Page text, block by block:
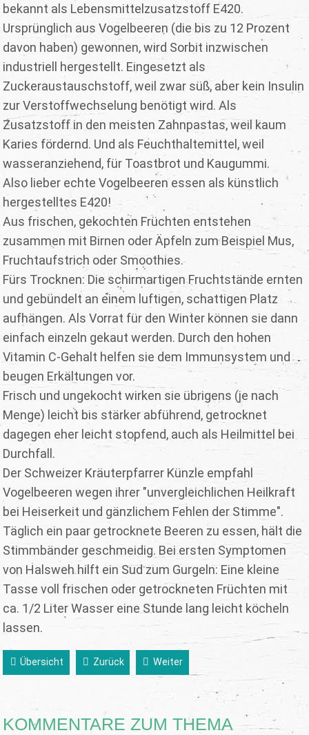
bekannt als Lebensmittelzusatzstoff E420.
Ursprünglich aus Vogelbeeren (die bis zu 12 Prozent
davon haben) gewonnen, wird Sorbit inzwischen
industriell hergestellt. Eingesetzt als
Zuckeraustauschstoff, weil zwar süß, aber kein Insulin
zur Verstoffwechselung benötigt wird. Als
Zusatzstoff in den meisten Zahnpastas, weil kaum
Karies fördernd. Und als Feuchthaltemittel, weil
wasseranziehend, für Toastbrot und Kaugummi.
Also lieber echte Vogelbeeren essen als künstlich
hergestelltes E420!
Aus frischen, gekochten Früchten entstehen
zusammen mit Birnen oder Äpfeln zum Beispiel Mus,
Fruchtaufstrich oder Smoothies.
Fürs Trocknen: Die schirmartigen Fruchtstände ernten
und gebündelt an einem luftigen, schattigen Platz
aufhängen. Als Vorrat für den Winter können sie dann
einfach einzeln gekaut werden. Durch den hohen
Vitamin C-Gehalt helfen sie dem Immunsystem und
beugen Erkältungen vor.
Frisch und ungekocht wirken sie übrigens (je nach
Menge) leicht bis stärker abführend, getrocknet
dagegen eher leicht stopfend, auch als Heilmittel bei
Durchfall.
Der Schweizer Kräuterpfarrer Künzle empfahl
Vogelbeeren wegen ihrer "unvergleichlichen Heilkraft
bei Heiserkeit und gänzlichem Fehlen der Stimme".
Täglich ein paar getrocknete Beeren zu essen, hält die
Stimmbänder geschmeidig. Bei ersten Symptomen
von Halsweh hilft ein Sud zum Gurgeln: Eine kleine
Tasse voll frischen oder getrockneten Früchten mit
ca. 1/2 Liter Wasser eine Stunde lang leicht köcheln
lassen.
Übersicht Zurück Weiter
KOMMENTARE ZUM THEMA